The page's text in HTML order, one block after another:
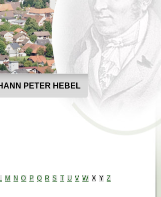
PETER HEBEL
L M N O P Q R S U V W X Y Z